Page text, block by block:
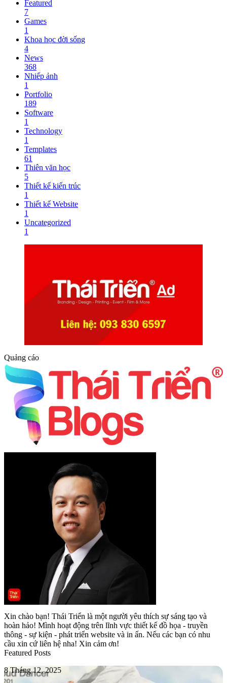
Featured
7
Games
1
Khoa học đời sống
4
News
368
Nhiếp ảnh
1
Portfolio
189
Software
1
Technology
1
Templates
61
Thiên văn học
5
Thiết kế kiến trúc
1
Thiết kế Website
1
Uncategorized
1
Quảng cáo
Xin chào bạn! Thái Triển là một người yêu thích sự sáng tạo và
hoàn hảo! Mình hoạt động trên lĩnh vực thiết kế đồ họa - truyền
thông - sự kiện - phát triển website và in ấn. Nếu các bạn có nhu
cầu xin cứ liên hệ nha! Xin cảm ơn!
Featured Posts
PANTONE
11-
8 Tháng 12, 2025